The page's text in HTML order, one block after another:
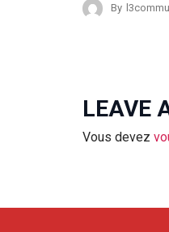
By
LEAVE
Vous devez